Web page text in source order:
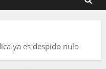
ya es despido nulo